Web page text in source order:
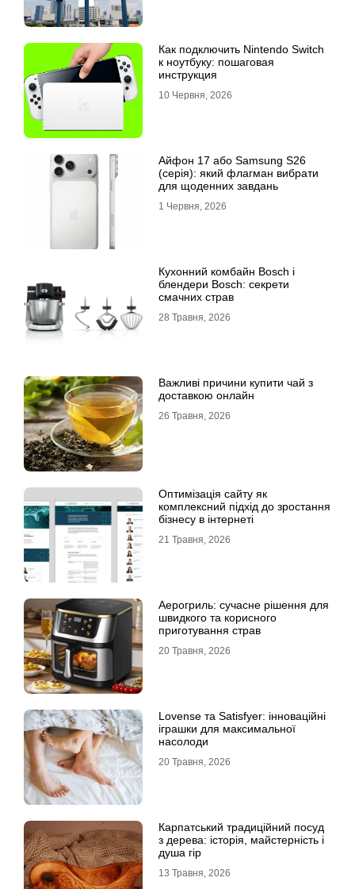
Как подключить Nintendo Switch
к ноутбуку: пошаговая
инструкция
10 Червня, 2026
Айфон 17 або Samsung S26
(серія): який флагман вибрати
для щоденних завдань
1 Червня, 2026
Кухонний комбайн Bosch і
блендери Bosch: секрети
смачних страв
28 Травня, 2026
Важливі причини купити чай з
доставкою онлайн
26 Травня, 2026
Оптимізація сайту як
комплексний підхід до зростання
бізнесу в інтернеті
21 Травня, 2026
Аерогриль: сучасне рішення для
швидкого та корисного
приготування страв
20 Травня, 2026
Lovense та Satisfyer: інноваційні
іграшки для максимальної
насолоди
20 Травня, 2026
Карпатський традиційний посуд
з дерева: історія, майстерність і
душа гір
13 Травня, 2026